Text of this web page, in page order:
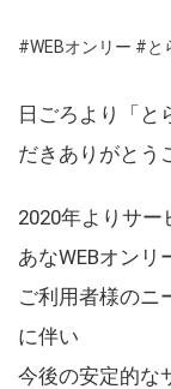
#WEBオンリー #と
日ごろより「と
だきありがとう
2020年よりサ
あなWEBオンリ
ご利用者様のニ
に伴い
今後の安定的な